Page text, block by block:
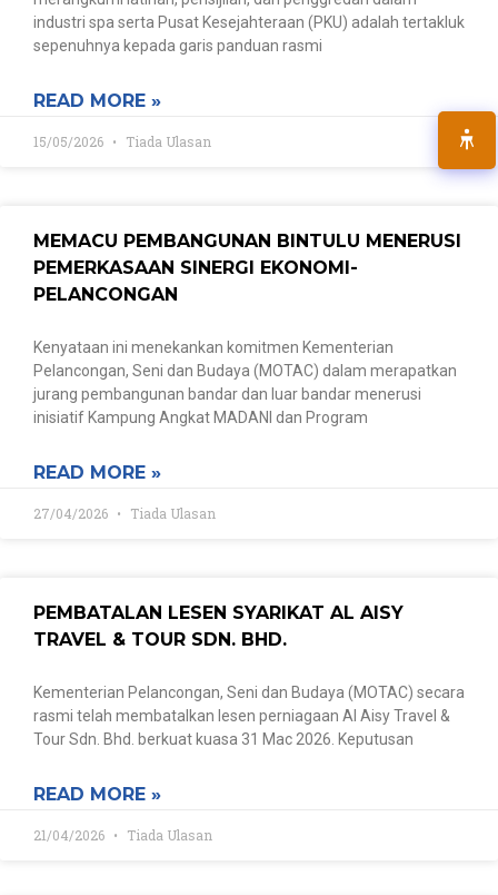
industri spa serta Pusat Kesejahteraan (PKU) adalah tertakluk
sepenuhnya kepada garis panduan rasmi
READ MORE »
15/05/2026 Tiada Ulasan
MEMACU PEMBANGUNAN BINTULU MENERUSI
PEMERKASAAN SINERGI EKONOMI-
PELANCONGAN
Kenyataan ini menekankan komitmen Kementerian
Pelancongan, Seni dan Budaya (MOTAC) dalam merapatkan
jurang pembangunan bandar dan luar bandar menerusi
inisiatif Kampung Angkat MADANI dan Program
READ MORE »
27/04/2026 Tiada Ulasan
PEMBATALAN LESEN SYARIKAT AL AISY
TRAVEL & TOUR SDN. BHD.
Kementerian Pelancongan, Seni dan Budaya (MOTAC) secara
rasmi telah membatalkan lesen perniagaan Al Aisy Travel &
Tour Sdn. Bhd. berkuat kuasa 31 Mac 2026. Keputusan
READ MORE »
21/04/2026 Tiada Ulasan